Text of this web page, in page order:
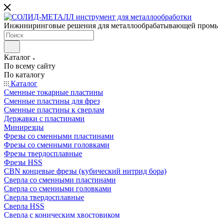
Инжиниринговые решения для металлообрабатывающей
Каталог
По всему сайту
По каталогу
Каталог
Сменные токарные пластины
Сменные пластины для фрез
Сменные пластины к сверлам
Державки с пластинами
Минирезцы
Фрезы со сменными пластинами
Фрезы со сменными головками
Фрезы твердосплавные
Фрезы HSS
CBN концевые фрезы (кубический нитрид бора)
Сверла со сменными пластинами
Сверла со сменными головками
Сверла твердосплавные
Сверла HSS
Сверла с коническим хвостовиком